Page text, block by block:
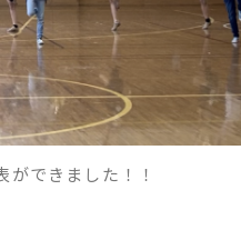
できました！！